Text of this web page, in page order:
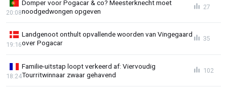
Domper voor Pogacar & co? Meesterknecht moet
noodgedwongen opgeven
20:08
27
Landgenoot onthult opvallende woorden van Vingegaard
over Pogacar
19:16
35
Familie-uitstap loopt verkeerd af: Viervoudig
Tourritwinnaar zwaar gehavend
18:24
102